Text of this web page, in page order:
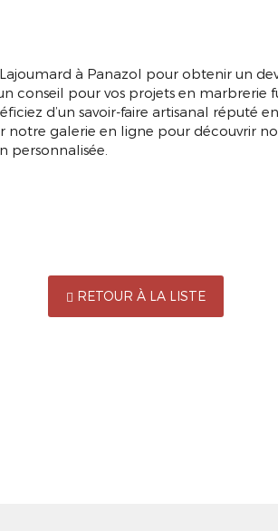
à Panazol pour obtenir un
conseil pour vos projets en marbrerie
d’un savoir-faire artisanal réputé
notre galerie en ligne pour découvrir
personnalisée.
RETOUR À LA LISTE